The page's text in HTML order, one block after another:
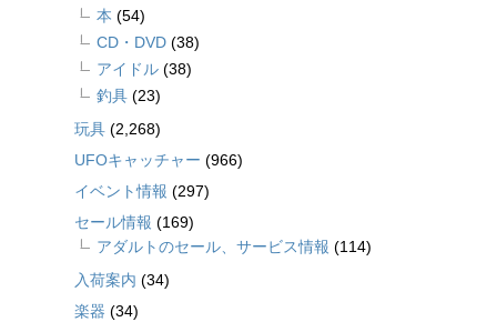
本 (54)
CD・DVD (38)
アイドル (38)
釣具 (23)
玩具 (2,268)
UFOキャッチャー (966)
イベント情報 (297)
セール情報 (169)
アダルトのセール、サービス情報 (114)
入荷案内 (34)
楽器 (34)